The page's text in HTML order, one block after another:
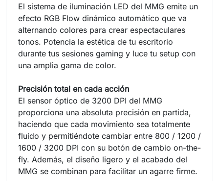
El sistema de iluminación LED del MMG emite un
efecto RGB Flow dinámico automático que va
alternando colores para crear espectaculares
tonos. Potencia la estética de tu escritorio
durante tus sesiones gaming y luce tu setup con
una amplia gama de color.
Precisión total en cada acción
El sensor óptico de 3200 DPI del MMG
proporciona una absoluta precisión en partida,
haciendo que cada movimiento sea totalmente
fluido y permitiéndote cambiar entre 800 / 1200 /
1600 / 3200 DPI con su botón de cambio on-the-
fly. Además, el diseño ligero y el acabado del
MMG se combinan para facilitar un agarre firme.